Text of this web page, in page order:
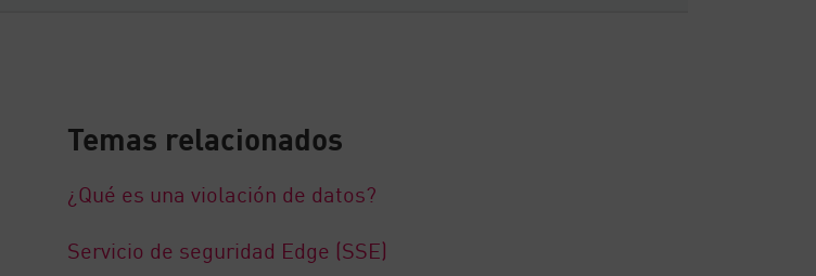
Temas relacionados
¿Qué es una violación de datos?
Servicio de seguridad Edge (SSE)